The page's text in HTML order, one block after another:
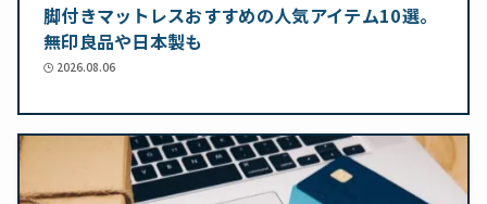
脚付きマットレスおすすめの人気アイテム10選。
無印良品や日本製も
2026.08.06